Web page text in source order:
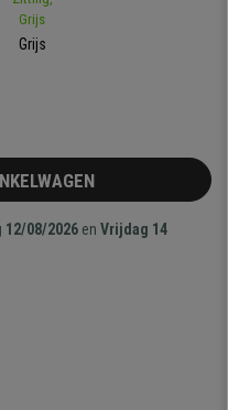
Grijs
12/08/2026 en Vrijdag 14